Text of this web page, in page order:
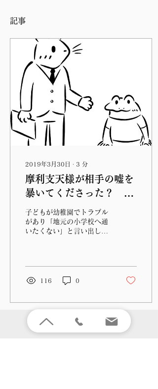
記事
2019年3月30日 ∙ 3 分
摩利支天様が相手の嘘を
暴いてくださった？ い
じめっ子が転校！
子どもが幼稚園でトラブル
があり「地元の小学校へ通
いたくない」と言い出した
たところ、蒼龍院さんの摩
利支天様が子どものトラブ
祈祷の申し...
116 0